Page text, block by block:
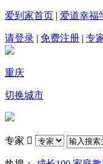
爱到家首页 | 爱道幸福
请登录 | 免费注册 | 专
重庆
切换城市
专家 